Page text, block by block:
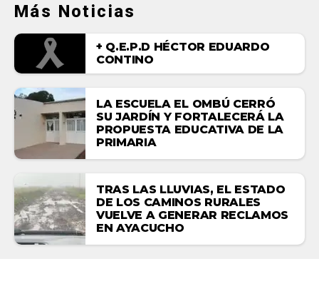
Más Noticias
+ Q.E.P.D HÉCTOR EDUARDO
CONTINO
LA ESCUELA EL OMBÚ CERRÓ
SU JARDÍN Y FORTALECERÁ LA
PROPUESTA EDUCATIVA DE LA
PRIMARIA
TRAS LAS LLUVIAS, EL ESTADO
DE LOS CAMINOS RURALES
VUELVE A GENERAR RECLAMOS
EN AYACUCHO